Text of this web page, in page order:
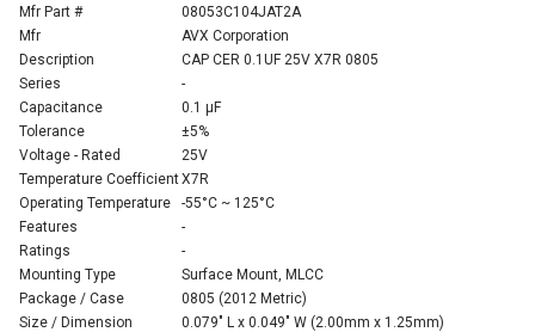
Mfr Part #
08053C104JAT2A
Mfr
AVX Corporation
Description
CAP CER 0.1UF 25V X7R 0805
Series
-
Capacitance
0.1 µF
Tolerance
±5%
Voltage - Rated
25V
Temperature CoefficientX7R
Operating Temperature
-55°C ~ 125°C
Features
-
Ratings
-
Mounting Type
Surface Mount, MLCC
Package / Case
0805 (2012 Metric)
Size / Dimension
0.079" L x 0.049" W (2.00mm x 1.25mm)